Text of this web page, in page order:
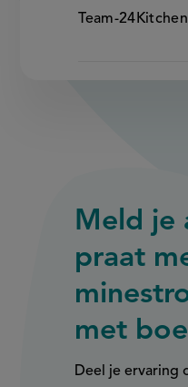
Team-24Kitchen
Meld je
praat
met
Deel je ervaring